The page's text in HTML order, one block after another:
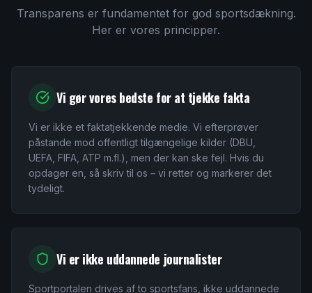
Transparens er fundamentet for god sportsdækning.
Her er vores principper.
Vi gør vores bedste for at tjekke fakta
Vi er ikke et faktatjekkende medie. Vi efterprøver
påstande mod offentligt tilgængelige kilder (DBU,
UEFA, FIFA, ATP m.fl.), men der kan ske fejl. Hvis du
opdager en, så skriv til os – vi retter og markerer det
tydeligt.
Vi er ikke uddannede journalister
Sportportalen drives af to sportsfans, ikke uddannede